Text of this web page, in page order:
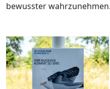
bewusster wahrzunehmen.